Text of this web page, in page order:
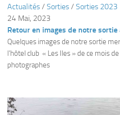
ECOLE DE PLONGEE
Formations
Jeune plongeur
Plongeur N3
Actualités / Sorties / Sorties 2023
24 Mai, 2023
Retour en images de notre sortie
Quelques images de notre sortie
l’hôtel club « Les Iles » de ce mois
photographes